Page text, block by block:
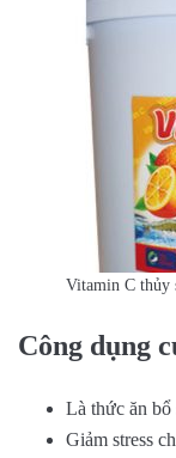
Vitamin C thủy
Công dụng
Là thức ăn bổ
Giảm stress